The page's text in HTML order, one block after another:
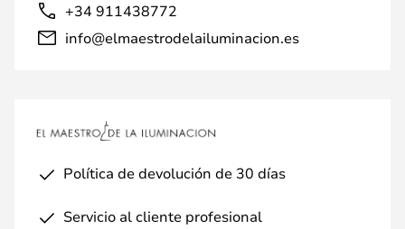
+34 911438772
info@elmaestrodelailuminacion.es
Política de devolución de 30 días
Servicio al cliente profesional